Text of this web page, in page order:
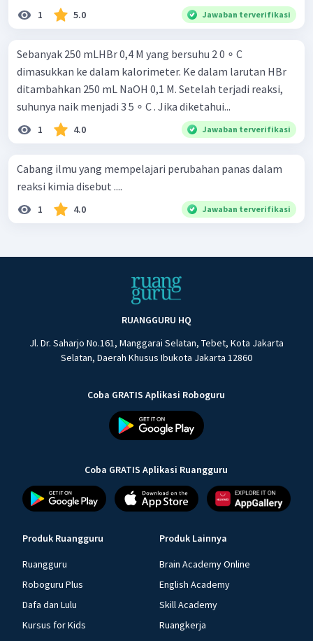
1 5.0 Jawaban terverifikasi
Sebanyak 250 mLHBr 0,4 M yang bersuhu 2 0 ∘ C
dimasukkan ke dalam kalorimeter. Ke dalam larutan HBr
ditambahkan 250 mL NaOH 0,1 M. Setelah terjadi reaksi,
suhunya naik menjadi 3 5 ∘ C . Jika diketahui...
1 4.0 Jawaban terverifikasi
Cabang ilmu yang mempelajari perubahan panas dalam
reaksi kimia disebut ....
1 4.0 Jawaban terverifikasi
RUANGGURU HQ
Jl. Dr. Saharjo No.161, Manggarai Selatan, Tebet, Kota Jakarta
Selatan, Daerah Khusus Ibukota Jakarta 12860
Coba GRATIS Aplikasi Roboguru
Coba GRATIS Aplikasi Ruangguru
Produk Ruangguru
Ruangguru
Roboguru Plus
Dafa dan Lulu
Kursus for Kids
Produk Lainnya
Brain Academy Online
English Academy
Skill Academy
Ruangkerja